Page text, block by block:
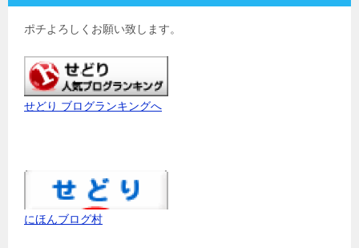
ポチよろしくお願い致します。
せどり ブログランキングへ
にほんブログ村